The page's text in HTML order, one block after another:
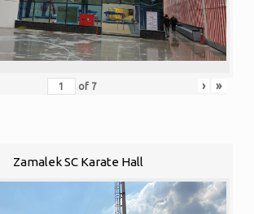
of 7 › »
Zamalek SC Karate Hall